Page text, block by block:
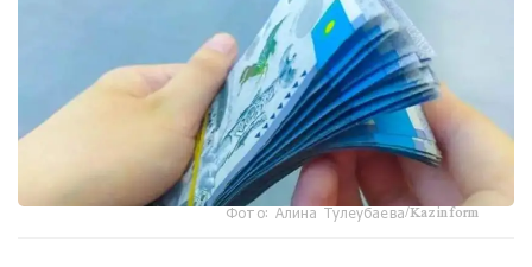
Фото: Алина Тулеубаева/Kazinform